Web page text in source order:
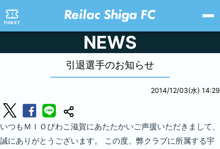
TICKET
NEWS
引退選手のお知らせ
2014/12/03(水) 14:29
いつもＭＩＯびわこ滋賀にあたたかいご声援いただきまして、
誠にありがとうございます。 この度、弊クラブに所属する宇